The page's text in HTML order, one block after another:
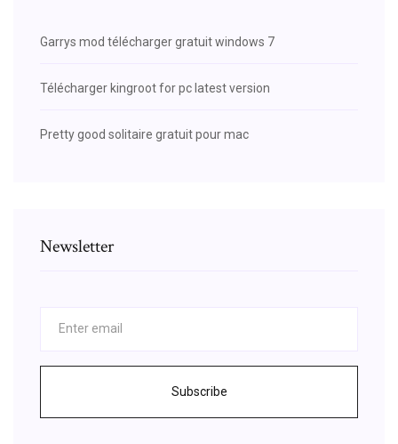
Garrys mod télécharger gratuit windows 7
Télécharger kingroot for pc latest version
Pretty good solitaire gratuit pour mac
Newsletter
Subscribe